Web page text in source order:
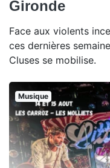
Gironde
Face aux violents
ces dernières
Cluses se mobilise.
Musique